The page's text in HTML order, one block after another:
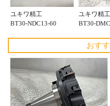
ユキワ精工
BT30-NDC13-60
ユキワ精工
BT30-
おす